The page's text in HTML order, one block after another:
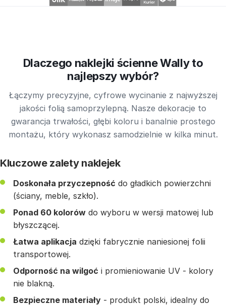
Dlaczego naklejki ścienne Wally to
najlepszy wybór?
Łączymy precyzyjne, cyfrowe wycinanie z najwyższej
jakości folią samoprzylepną. Nasze dekoracje to
gwarancja trwałości, głębi koloru i banalnie prostego
montażu, który wykonasz samodzielnie w kilka minut.
Kluczowe zalety naklejek
Doskonała przyczepność do gładkich powierzchni
(ściany, meble, szkło).
Ponad 60 kolorów do wyboru w wersji matowej lub
błyszczącej.
Łatwa aplikacja dzięki fabrycznie naniesionej folii
transportowej.
Odporność na wilgoć i promieniowanie UV - kolory
nie blakną.
Bezpieczne materiały - produkt polski, idealny do